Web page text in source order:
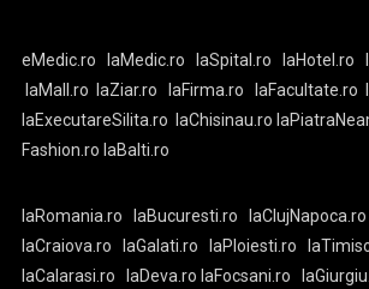
eMedic.ro laMedic.ro laSpital.ro laHotel.ro
laMall.ro
laZiar.ro laFirma.ro laFacultate.ro
laExecutareSilita.ro
laChisinau.ro
Fashion.ro laBalti.ro
laRomania.ro laBucuresti.ro laClujNapoca.ro
laCraiova.ro
laGalati.ro laPloiesti.ro
laCalarasi.ro
laDeva.ro laFocsani.ro